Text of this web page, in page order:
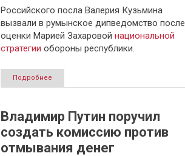
Российского посла Валерия Кузьмина
вызвали в румынское дипведомство после
оценки Марией Захаровой национальной
стратегии обороны республики.
Подробнее
Владимир Путин поручил
создать комиссию против
отмывания денег